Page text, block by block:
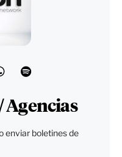
Agencias
enviar boletines de